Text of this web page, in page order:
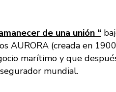
de una unión “
AURORA (creada en
marítimo y que
mundial.